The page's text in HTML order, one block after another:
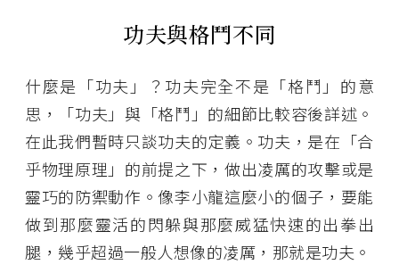
功夫與格鬥不同
什麼是「功夫」？功夫完全不是「格鬥」的意
思，「功夫」與「格鬥」的細節比較容後詳述。
在此我們暫時只談功夫的定義。功夫，是在「合
乎物理原理」的前提之下，做出凌厲的攻擊或是
靈巧的防禦動作。像李小龍這麼小的個子，要能
做到那麼靈活的閃躲與那麼威猛快速的出拳出
腿，幾乎超過一般人想像的凌厲，那就是功夫。